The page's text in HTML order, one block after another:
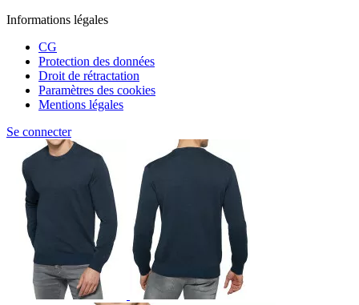
Informations légales
CG
Protection des données
Droit de rétractation
Paramètres des cookies
Mentions légales
Se connecter